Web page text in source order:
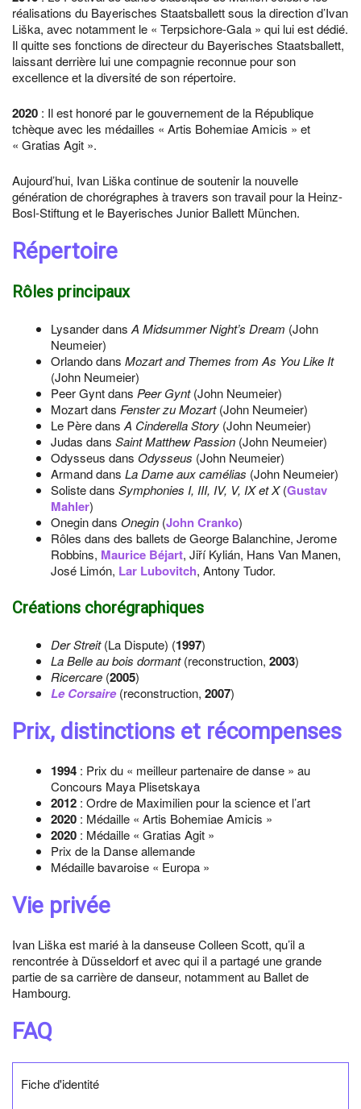
réalisations du Bayerisches Staatsballett sous la direction d’Ivan
Liška, avec notamment le « Terpsichore-Gala » qui lui est dédié.
Il quitte ses fonctions de directeur du Bayerisches Staatsballett,
laissant derrière lui une compagnie reconnue pour son
excellence et la diversité de son répertoire.
2020 : Il est honoré par le gouvernement de la République
tchèque avec les médailles « Artis Bohemiae Amicis » et
« Gratias Agit ».
Aujourd’hui, Ivan Liška continue de soutenir la nouvelle
génération de chorégraphes à travers son travail pour la Heinz-
Bosl-Stiftung et le Bayerisches Junior Ballett München.
Répertoire
Rôles principaux
Lysander dans A Midsummer Night’s Dream (John
Neumeier)
Orlando dans Mozart and Themes from As You Like It
(John Neumeier)
Peer Gynt dans Peer Gynt(John Neumeier)
Mozart dans Fenster zu Mozart(John Neumeier)
Le Père dans A Cinderella Story (John Neumeier)
Judas dans Saint Matthew Passion (John Neumeier)
Odysseus dans Odysseus (John Neumeier)
Armand dans La Dame aux camélias (John Neumeier)
Soliste dans Symphonies I, III, IV, V, IX et X(Gustav
Mahler)
Onegin dans Onegin (John Cranko)
Rôles dans des ballets de George Balanchine, Jerome
Robbins, Maurice Béjart, Jiří Kylián, Hans Van Manen,
José Limón, Lar Lubovitch, Antony Tudor.
Créations chorégraphiques
Der Streit(La Dispute) (1997)
La Belle au bois dormant(reconstruction, 2003)
Ricercare (2005)
Le Corsaire(reconstruction, 2007)
Prix, distinctions et récompenses
1994 : Prix du « meilleur partenaire de danse » au
Concours Maya Plisetskaya
2012 : Ordre de Maximilien pour la science et l’art
2020 : Médaille « Artis Bohemiae Amicis »
2020 : Médaille « Gratias Agit »
Prix de la Danse allemande
Médaille bavaroise « Europa »
Vie privée
Ivan Liška est marié à la danseuse Colleen Scott, qu’il a
rencontrée à Düsseldorf et avec qui il a partagé une grande
partie de sa carrière de danseur, notamment au Ballet de
Hambourg.
FAQ
Fiche d'identité